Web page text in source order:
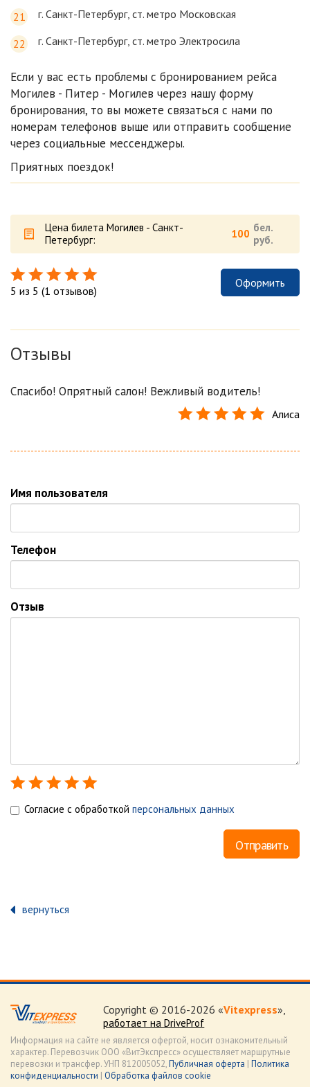
г. Санкт-Петербург, ст. метро Московская
г. Санкт-Петербург, ст. метро Электросила
Если у вас есть проблемы с бронированием рейса
Могилев - Питер - Могилев через нашу форму
бронирования, то вы можете связаться с нами по
номерам телефонов выше или отправить сообщение
через социальные мессенджеры.
Приятных поездок!
5 из 5 (1 отзывов)
Цена билета Могилев - Санкт-
Петербург:
100 бел.
руб.
Оформить
Отзывы
Спасибо! Опрятный салон! Вежливый водитель!
Алиса
Имя пользователя
Телефон
Отзыв
Согласие с обработкой персональных данных
вернуться
Copyright © 2016-2026 «Vitexpress»,
работает на DriveProf
Информация на сайте не является офертой, носит ознакомительный
характер. Перевозчик ООО «ВитЭкспресс» осуществляет маршрутные
перевозки и трансфер. УНП 812005052,Публичная оферта | Политика
конфиденциальности | Обработка файлов cookie